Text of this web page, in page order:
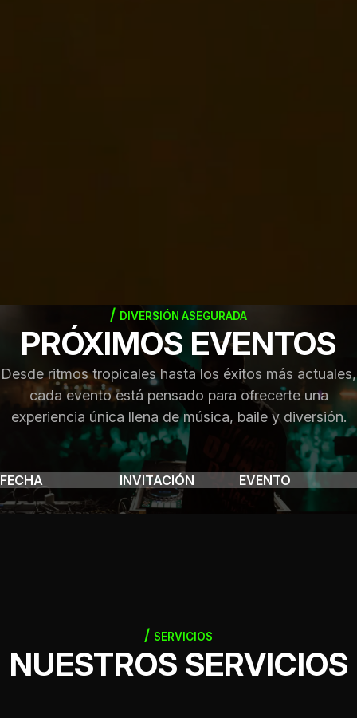
DIVERSIÓN ASEGURADA
PRÓXIMOS EVENTOS
Desde ritmos tropicales hasta los éxitos más actuales,
cada evento está pensado para ofrecerte una
experiencia única llena de música, baile y diversión.
FECHA INVITACIÓN EVENTO
SERVICIOS
NUESTROS SERVICIOS